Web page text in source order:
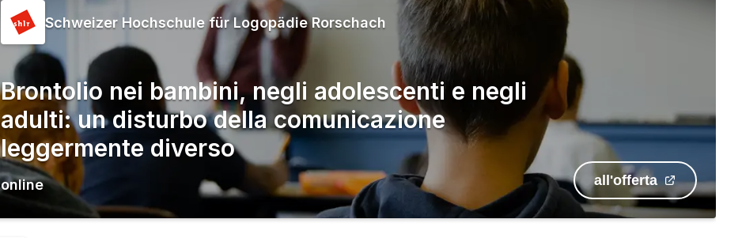
Schweizer Hochschule für Logopädie Rorschach
Brontolio nei bambini, negli adolescenti e negli
adulti: un disturbo della comunicazione
leggermente diverso
online all'offerta